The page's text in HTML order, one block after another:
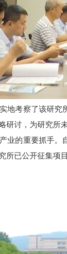
地考察了该研
研讨，为研究所
业的重要抓手
所已公开征集项